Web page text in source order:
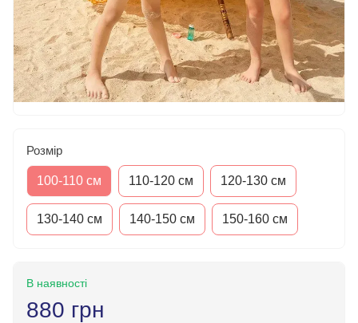
Розмір
100-110 см 110-120 см 120-130 см
130-140 см 140-150 см 150-160 см
В наявності
880 грн